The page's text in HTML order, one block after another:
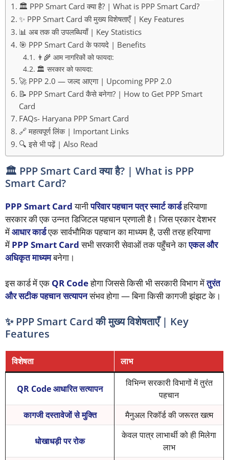
🏛️ PPP Smart Card क्या है? | What is PPP Smart Card?
✨ PPP Smart Card की मुख्य विशेषताएँ | Key Features
📊 अब तक की उपलब्धियाँ | Key Statistics
🎯 PPP Smart Card के फायदे | Benefits
👨‍🌾 आम नागरिकों को फायदा:
🏛️ सरकार को फायदा:
🚀 PPP 2.0 — जल्द आएगा | Upcoming PPP 2.0
📝 PPP Smart Card कैसे बनेगा? | How to Get PPP Smart
Card
FAQs- Haryana PPP Smart Card
🔗 महत्वपूर्ण लिंक | Important Links
🔍 इसे भी पढ़ें | Also Read
🏛️ PPP Smart Card क्या है? | What is PPP
Smart Card?
PPP Smart Cardयानीपरिवार पहचान पत्र स्मार्ट कार्डहरियाणा
सरकार की एक उन्नत डिजिटल पहचान प्रणाली है। जिस प्रकार देशभर
मेंआधार कार्डएक सार्वभौमिक पहचान का माध्यम है, उसी तरह हरियाणा
में PPP Smart Cardसभी सरकारी सेवाओं तक पहुँचने काएकल और
अधिकृत माध्यमबनेगा।
इस कार्ड में एक QR Codeहोगा जिससे किसी भी सरकारी विभाग मेंतुरंत
और सटीक पहचान सत्यापनसंभव होगा — बिना किसी कागजी झंझट के।
✨ PPP Smart Card की मुख्य विशेषताएँ | Key
Features
विशेषता लाभ
QR Code आधारित सत्यापन
विभिन्न सरकारी विभागों में तुरंत
पहचान
कागजी दस्तावेजों से मुक्ति
मैनुअल रिकॉर्ड की जरूरत खत्म
धोखाधड़ी पर रोक
केवल पात्र लाभार्थी को ही मिलेगा
लाभ